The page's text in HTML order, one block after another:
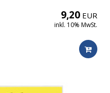
9,20 EUR
inkl. 10% MwSt.